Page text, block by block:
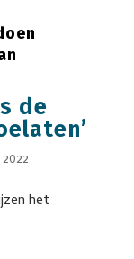
de